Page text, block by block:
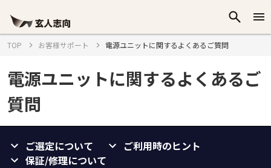
TOP お客様サポート 電源ユニットに関するよくあるご質問
電源ユニットに関するよくあるご
質問
ご選定について
ご利用時のヒント
保証/修理について